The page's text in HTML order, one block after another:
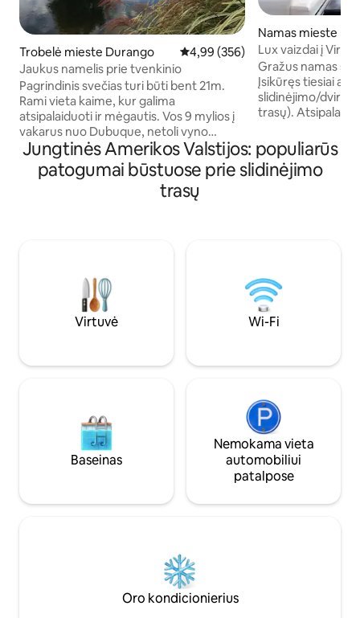
Trobelė mieste Durango Vidutinis įvertinimas: 4,99 iš 5,
4,99 (356)
Jaukus namelis prie tvenkinio
Pagrindinis svečias turi būti bent 21m.
Rami vieta kaime, kur galima
atsipalaiduoti ir mėgautis. Vos 9 mylios į
vakarus nuo Dubuque, netoli vyno
daryklų, paveldo tako, Sundown
Mountain Resort. Norėdami užsisakyti,
pagrindinis svečias turi būti bent 21
dujinė laužavietė. Visiškai aprūpinta
trobelė su pusryčių prekėmis, kuriomis
galėsite mėgautis laisvalaikiu.
Namas mieste
Lux vaizdai į
dvyniai
Gražus namas su
Įsikūręs tiesiai ant
slidinėjimo/
trasų). Atsipalaiduokite šioje ramioje,
miegamuosiuose
EnSuite“ su
Teritorijoje yra
Praėjus vos
val. griežtai
Jungtinės Amerikos Valstijos: populiarūs
patogumai būstuose prie slidinėjimo
trasų
Virtuvė Wi-Fi
Baseinas
Nemokama vieta
automobiliui
patalpose
Oro kondicionierius